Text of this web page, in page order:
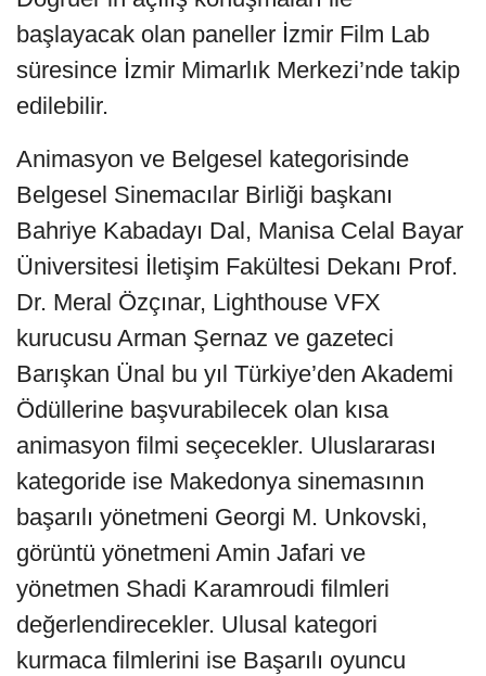
başlayacak olan paneller İzmir Film Lab
süresince İzmir Mimarlık Merkezi’nde takip
edilebilir.
Animasyon ve Belgesel kategorisinde
Belgesel Sinemacılar Birliği başkanı
Bahriye Kabadayı Dal, Manisa Celal Bayar
Üniversitesi İletişim Fakültesi Dekanı Prof.
Dr. Meral Özçınar, Lighthouse VFX
kurucusu Arman Şernaz ve gazeteci
Barışkan Ünal bu yıl Türkiye’den Akademi
Ödüllerine başvurabilecek olan kısa
animasyon filmi seçecekler. Uluslararası
kategoride ise Makedonya sinemasının
başarılı yönetmeni Georgi M. Unkovski,
görüntü yönetmeni Amin Jafari ve
yönetmen Shadi Karamroudi filmleri
değerlendirecekler. Ulusal kategori
kurmaca filmlerini ise Başarılı oyuncu